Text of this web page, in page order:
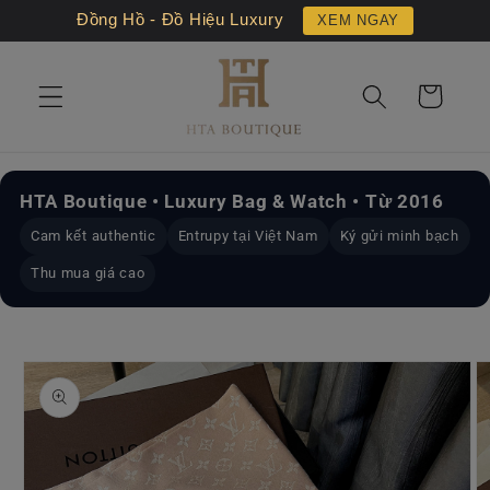
Đồng Hồ - Đồ Hiệu Luxury XEM NGAY
đến nội
Giỏ
hàng
HTA Boutique • Luxury Bag & Watch • Từ 2016
Cam kết authentic Entrupy tại Việt Nam Ký gửi minh bạch
Thu mua giá cao
đến
thông
tin sản